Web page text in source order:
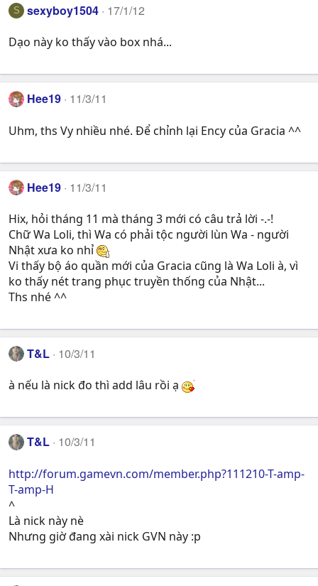
S sexyboy1504 17/1/12
Dạo này ko thấy vào box nhá...
Hee19 11/3/11
Uhm, ths Vy nhiều nhé. Để chỉnh lại Ency của Gracia ^^
Hee19 11/3/11
Hix, hỏi tháng 11 mà tháng 3 mới có câu trả lời -.-!
Chữ Wa Loli, thì Wa có phải tộc người lùn Wa - người
Nhật xưa ko nhỉ
Vi thấy bộ áo quần mới của Gracia cũng là Wa Loli à, vì
ko thấy nét trang phục truyền thống của Nhật...
Ths nhé ^^
T&L 10/3/11
à nếu là nick đo thì add lâu rồi ạ
T&L 10/3/11
http://forum.gamevn.com/member.php?111210-T-amp-
T-amp-H
^
Là nick này nè
Nhưng giờ đang xài nick GVN này :p